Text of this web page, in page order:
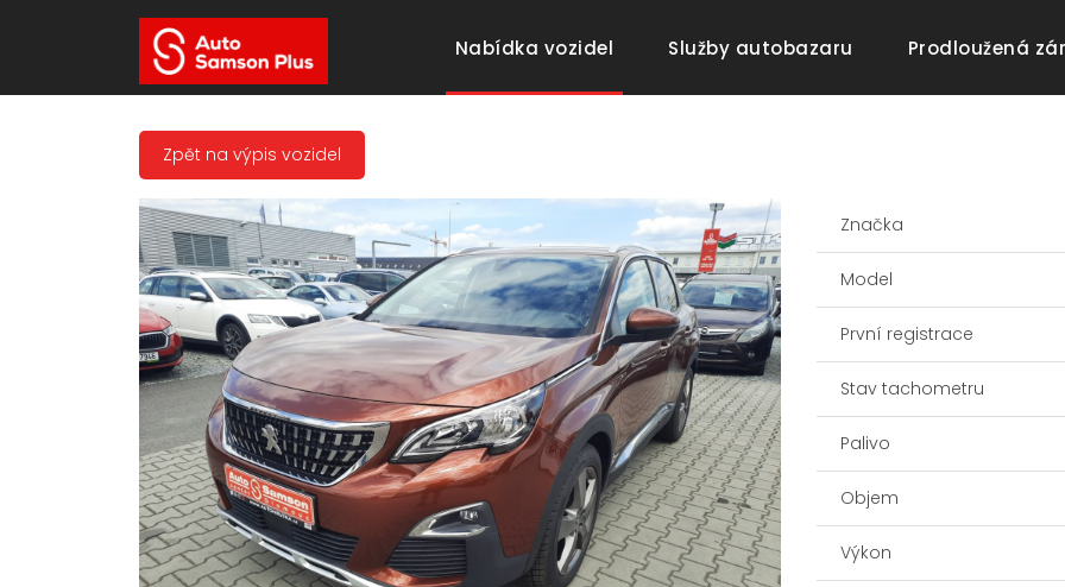
Nabídka vozidel (current)Služby autobazaru (current)Prodloužená
Zpět na výpis vozidel
Značka
Model
První registrace
Stav tachometru
Palivo
Objem
Výkon